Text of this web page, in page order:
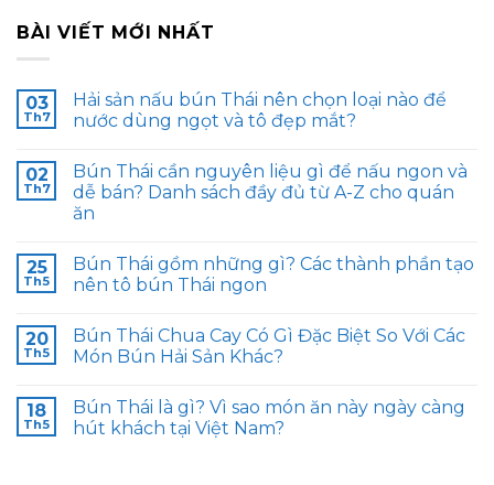
BÀI VIẾT MỚI NHẤT
03
Th7
Hải sản nấu bún Thái nên chọn loại nào để
nước dùng ngọt và tô đẹp mắt?
02
Th7
Bún Thái cần nguyên liệu gì để nấu ngon và
dễ bán? Danh sách đầy đủ từ A-Z cho quán
ăn
25
Th5
Bún Thái gồm những gì? Các thành phần tạo
nên tô bún Thái ngon
20
Th5
Bún Thái Chua Cay Có Gì Đặc Biệt So Với Các
Món Bún Hải Sản Khác?
18
Th5
Bún Thái là gì? Vì sao món ăn này ngày càng
hút khách tại Việt Nam?